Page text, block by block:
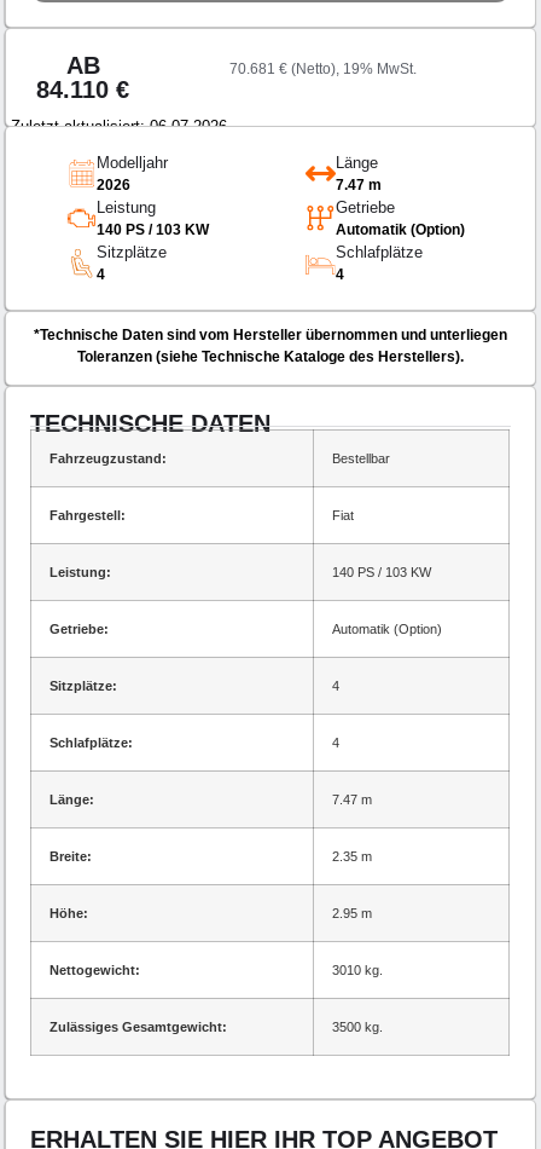
AB
84.110€
70.681 € (Netto), 19% MwSt.
Zuletzt aktualisiert: 06.07.2026
Modelljahr
2026
Länge
7.47 m
Leistung
140 PS / 103 KW
Getriebe
Automatik (Option)
Sitzplätze
4
Schlafplätze
4
*Technische Daten sind vom Hersteller übernommen und unterliegen
Toleranzen (siehe Technische Kataloge des Herstellers).
TECHNISCHE DATEN
Fahrzeugzustand: Bestellbar
Fahrgestell: Fiat
Leistung: 140 PS / 103 KW
Getriebe: Automatik (Option)
Sitzplätze: 4
Schlafplätze: 4
Länge: 7.47 m
Breite: 2.35 m
Höhe: 2.95 m
Nettogewicht: 3010 kg.
Zulässiges Gesamtgewicht: 3500 kg.
ERHALTEN SIE HIER IHR TOP ANGEBOT